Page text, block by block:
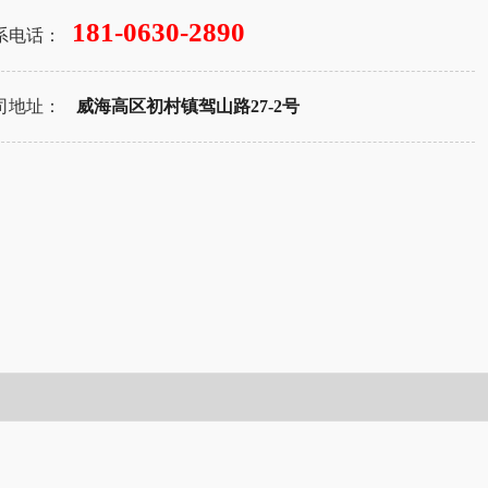
电话： 181-0630-2890
地址： 威海高区初村镇驾山路27-2号